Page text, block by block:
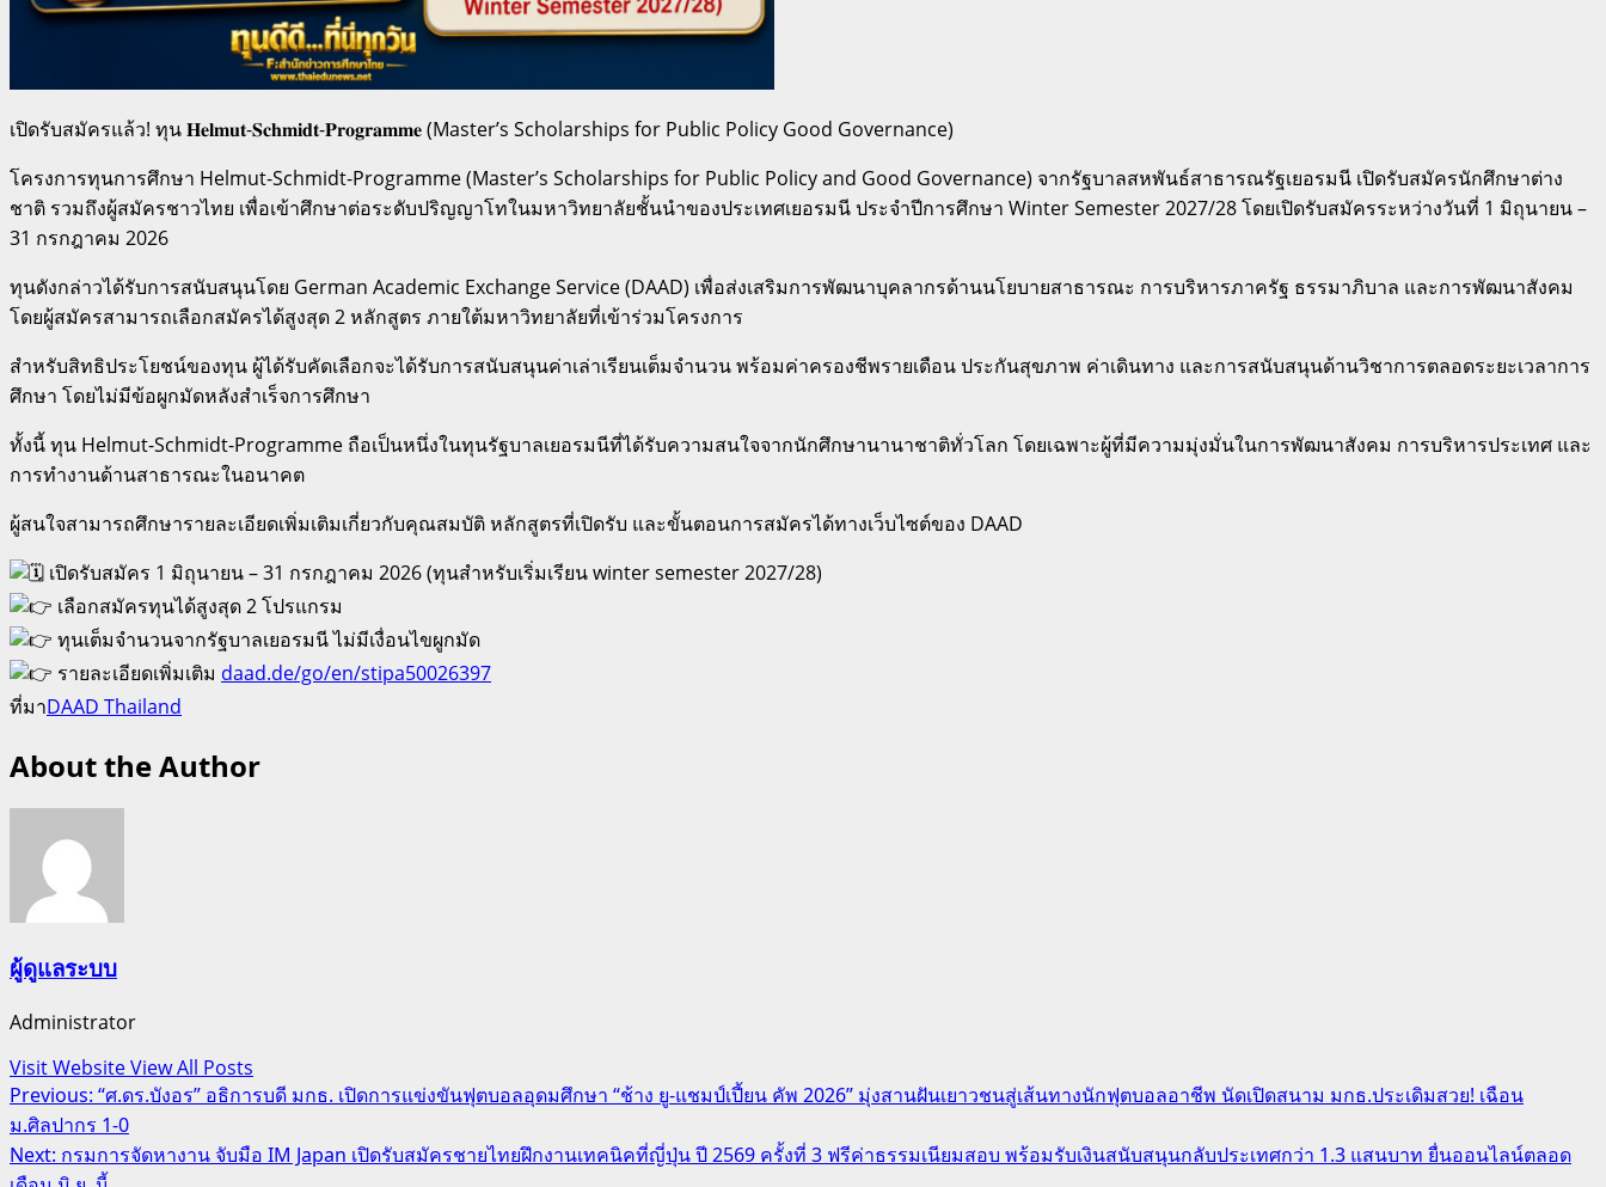
เปิดรับสมัครแล้ว! ทุน 𝐇𝐞𝐥𝐦𝐮𝐭-𝐒𝐜𝐡𝐦𝐢𝐝𝐭-𝐏𝐫𝐨𝐠𝐫𝐚𝐦𝐦𝐞 (Master’s Scholarships for Public Policy Good Governance)
โครงการทุนการศึกษา Helmut-Schmidt-Programme (Master’s Scholarships for Public Policy and Good Governance) จากรัฐบาลสหพันธ์สาธารณรัฐเยอรมนี เปิดรับสมัครนักศึกษาต่าง
ชาติ รวมถึงผู้สมัครชาวไทย เพื่อเข้าศึกษาต่อระดับปริญญาโทในมหาวิทยาลัยชั้นนำของประเทศเยอรมนี ประจำปีการศึกษา Winter Semester 2027/28 โดยเปิดรับสมัครระหว่างวันที่ 1 มิถุนายน –
31 กรกฎาคม 2026
ทุนดังกล่าวได้รับการสนับสนุนโดย German Academic Exchange Service (DAAD) เพื่อส่งเสริมการพัฒนาบุคลากรด้านนโยบายสาธารณะ การบริหารภาครัฐ ธรรมาภิบาล และการพัฒนาสังคม
โดยผู้สมัครสามารถเลือกสมัครได้สูงสุด 2 หลักสูตร ภายใต้มหาวิทยาลัยที่เข้าร่วมโครงการ
สำหรับสิทธิประโยชน์ของทุน ผู้ได้รับคัดเลือกจะได้รับการสนับสนุนค่าเล่าเรียนเต็มจำนวน พร้อมค่าครองชีพรายเดือน ประกันสุขภาพ ค่าเดินทาง และการสนับสนุนด้านวิชาการตลอดระยะเวลาการ
ศึกษา โดยไม่มีข้อผูกมัดหลังสำเร็จการศึกษา
ทั้งนี้ ทุน Helmut-Schmidt-Programme ถือเป็นหนึ่งในทุนรัฐบาลเยอรมนีที่ได้รับความสนใจจากนักศึกษานานาชาติทั่วโลก โดยเฉพาะผู้ที่มีความมุ่งมั่นในการพัฒนาสังคม การบริหารประเทศ และ
การทำงานด้านสาธารณะในอนาคต
ผู้สนใจสามารถศึกษารายละเอียดเพิ่มเติมเกี่ยวกับคุณสมบัติ หลักสูตรที่เปิดรับ และขั้นตอนการสมัครได้ทางเว็บไซต์ของ DAAD
เปิดรับสมัคร 1 มิถุนายน – 31 กรกฎาคม 2026 (ทุนสำหรับเริ่มเรียน winter semester 2027/28)
เลือกสมัครทุนได้สูงสุด 2 โปรแกรม
ทุนเต็มจำนวนจากรัฐบาลเยอรมนี ไม่มีเงื่อนไขผูกมัด
รายละเอียดเพิ่มเติม daad.de/go/en/stipa50026397
ที่มาDAAD Thailand
About the Author
ผู้ดูแลระบบ
Administrator
Visit WebsiteView All Posts
Post
navigation
Previous: “ศ.ดร.บังอร” อธิการบดี มกธ. เปิดการแข่งขันฟุตบอลอุดมศึกษา “ช้าง ยู-แชมป์เปี้ยน คัพ 2026” มุ่งสานฝันเยาวชนสู่เส้นทางนักฟุตบอลอาชีพ นัดเปิดสนาม มกธ.ประเดิมสวย! เฉือน
ม.ศิลปากร 1-0
Next: กรมการจัดหางาน จับมือ IM Japan เปิดรับสมัครชายไทยฝึกงานเทคนิคที่ญี่ปุ่น ปี 2569 ครั้งที่ 3 ฟรีค่าธรรมเนียมสอบ พร้อมรับเงินสนับสนุนกลับประเทศกว่า 1.3 แสนบาท ยื่นออนไลน์ตลอด